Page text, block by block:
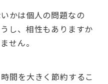
かは個人の問題なの
し、相性もありますか
せん。
間を大きく節約するこ